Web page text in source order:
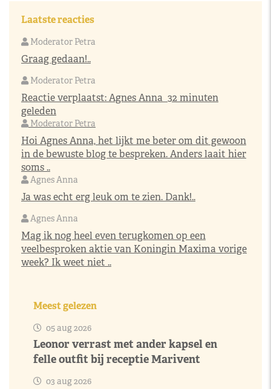
Laatste reacties
Moderator Petra
Graag gedaan!..
Moderator Petra
Reactie verplaatst:Agnes Anna 32 minuten
geleden
Moderator Petra
Hoi Agnes Anna, het lijkt me beter om dit gewoon
in de bewuste blog te bespreken. Anders laait hier
soms ..
Agnes Anna
Ja was echt erg leuk om te zien. Dank!..
Agnes Anna
Mag ik nog heel even terugkomen op een
veelbesproken aktie van Koningin Maxima vorige
week? Ik weet niet ..
Meest gelezen
05 aug 2026
Leonor verrast met ander kapsel en
felle outfit bij receptie Marivent
03 aug 2026